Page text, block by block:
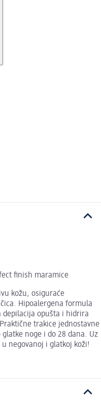
finish maramice
kožu, osiguraće
Hipoalergena formula
depilacija opušta i hidrira
trakice jednostavne
noge i do 28 dana. Uz
negovanoj i glatkoj koži!